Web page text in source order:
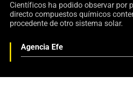
Científicos ha podido observar por
directo compuestos químicos
procedente de otro sistema solar.
Agencia Efe